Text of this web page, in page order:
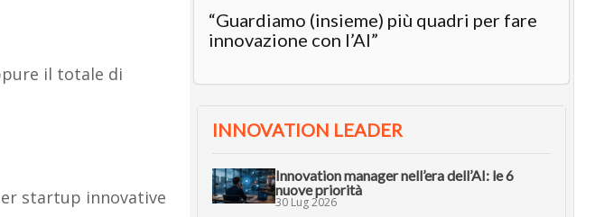
il totale di
startup innovative
“Guardiamo (insieme) più quadri per fare
innovazione con l’AI”
INNOVATION LEADER
Innovation manager nell’era dell’AI: le 6
nuove priorità
30 Lug 2026